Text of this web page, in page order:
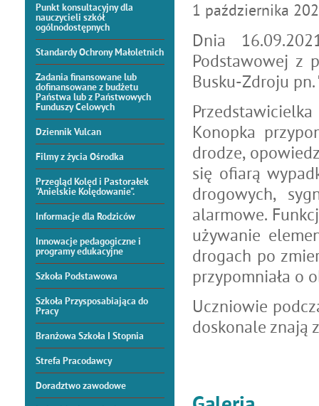
Punkt konsultacyjny dla
nauczycieli szkół
ogólnodostępnych
Standardy Ochrony Małoletnich
Zadania finansowane lub
dofinansowane z budżetu
Państwa lub z Państwowych
Funduszy Celowych
Dziennik Vulcan
Filmy z życia Ośrodka
Przegląd Kolęd i Pastorałek
"Anielskie Kolędowanie".
Informacje dla Rodziców
Innowacje pedagogiczne i
programy edukacyjne
Szkoła Podstawowa
Szkoła Przysposabiająca do
Pracy
Branżowa Szkoła I Stopnia
Strefa Pracodawcy
Doradztwo zawodowe
1 października
Dnia
Podstawowej z
Busku-Zdroju pn.
Konopka
drodze,
się ofiarą
drogowych,
alarmowe.
używanie
drogach po
przypomniała o
Uczniowie
doskonale znają